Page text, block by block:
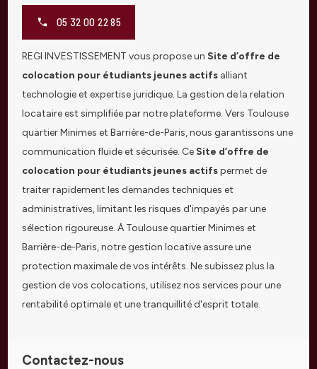
05 32 00 22 85
REGI INVESTISSEMENT vous propose un Site d’offre de
colocation pour étudiants jeunes actifs alliant
technologie et expertise juridique. La gestion de la relation
locataire est simplifiée par notre plateforme. Vers Toulouse
quartier Minimes et Barrière-de-Paris, nous garantissons une
communication fluide et sécurisée. Ce Site d’offre de
colocation pour étudiants jeunes actifspermet de
traiter rapidement les demandes techniques et
administratives, limitant les risques d'impayés par une
sélection rigoureuse. À Toulouse quartier Minimes et
Barrière-de-Paris, notre gestion locative assure une
protection maximale de vos intérêts. Ne subissez plus la
gestion de vos colocations, utilisez nos services pour une
rentabilité optimale et une tranquillité d'esprit totale.
Contactez-nous